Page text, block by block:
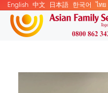
English 中文 日本語 한국어 ไทย